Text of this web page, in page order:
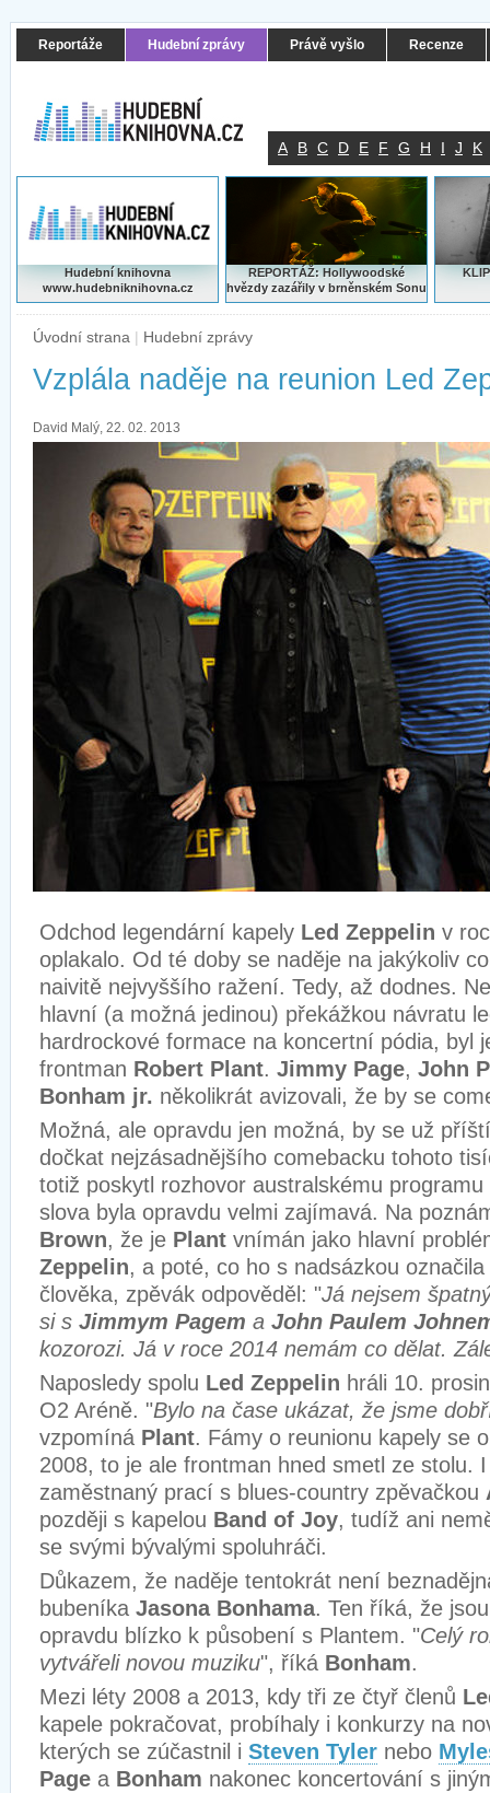
Reportáže Hudební zprávy Právě vyšlo Recenze
A B C D E F G H I J K
Hudební knihovna
www.hudebniknihovna.cz
REPORTÁŽ: Hollywoodské
hvězdy zazářily v brněnském Sonu
Úvodní strana | Hudební zprávy
Vzplála naděje na reunion Led
David Malý, 22. 02. 2013
Odchod legendární kapely Led Zeppelin v
oplakalo. Od té doby se naděje na jakýkoliv
naivitě nejvyššího ražení. Tedy, až dodnes.
hlavní (a možná jedinou) překážkou návratu
hardrockové formace na koncertní pódia, byl
frontman Robert Plant. Jimmy Page, John
Bonham jr. několikrát avizovali, že by se
Možná, ale opravdu jen možná, by se už
dočkat nejzásadnějšího comebacku tohoto
totiž poskytl rozhovor australskému
slova byla opravdu velmi zajímavá. Na
Brown, že je Plant vnímán jako hlavní
Zeppelin, a poté, co ho s nadsázkou
člověka, zpěvák odpověděl: "Já nejsem
si s Jimmym Pagem a John Paulem
kozorozi. Já v roce 2014 nemám co dělat.
Naposledy spolu Led Zeppelin hráli 10.
O2 Aréně. "Bylo na čase ukázat, že jsme
vzpomíná Plant. Fámy o reunionu kapely se
2008, to je ale frontman hned smetl ze stolu.
zaměstnaný prací s blues-country zpěvačkou
později s kapelou Band of Joy, tudíž ani
se svými bývalými spoluhráči.
Důkazem, že naděje tentokrát není
bubeníka Jasona Bonhama. Ten říká, že
opravdu blízko k působení s Plantem. "Celý
vytvářeli novou muziku", říká Bonham.
Mezi léty 2008 a 2013, kdy tři ze čtyř členů
kapele pokračovat, probíhaly i konkurzy na
kterých se zúčastnil i Steven Tyler nebo
Page a Bonham nakonec koncertování s